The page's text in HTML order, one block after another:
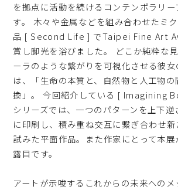
を拠点に活動を続けるコンテンポラリー
す。 木々や金属などを組み合わせたミ
品 [ Second Life ] でTaipei Fine Art
賞し脚光を浴びました。 どこか純粋な
ーラのような繋がりを可視化させる彼
は、「生命の本質と、自然物と人工物
換」。 今回紹介している [ Imagining
シリーズでは、一つのパターンを上下
に印刷し、積み重ね交互に繋ぎ合わせ
試みた平面作品。また作家にとって本
露目です。
アートが示唆するこれからの未来への